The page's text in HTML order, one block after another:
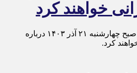
خواهند کرد
تهران-رهبر معظم انقلاب صبح چهارشنبه ۲۱ آذر ۱۴۰۳ درباره
کرد.